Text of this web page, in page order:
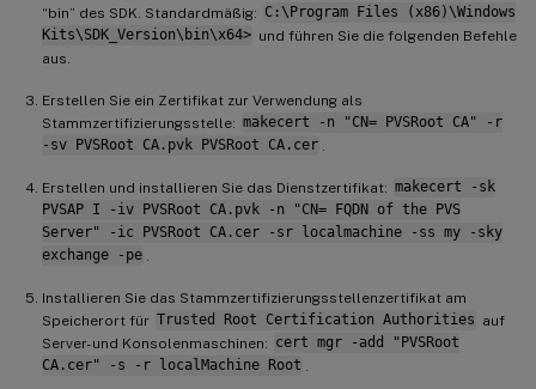
“bin” des SDK. Standardmäßig: C:\Program Files (x86)\Windows
Kits\SDK_Version\bin\x64> und führen Sie die folgenden Befehle
aus.
Erstellen Sie ein Zertifikat zur Verwendung als
Stammzertifizierungsstelle: makecert -n "CN= PVSRoot CA" -r
-sv PVSRoot CA.pvk PVSRoot CA.cer
Erstellen und installieren Sie das Dienstzertifikat: makecert -sk
PVSAP I -iv PVSRoot CA.pvk -n "CN= FQDN of the PVS
Server" -ic PVSRoot CA.cer -sr localmachine -ss my -sky
exchange -pe
Installieren Sie das Stammzertifizierungsstellenzertifikat am
Speicherort für Trusted Root Certification Authorities auf
Server- und Konsolenmaschinen: cert mgr -add "PVSRoot
CA.cer" -s -r localMachine Root